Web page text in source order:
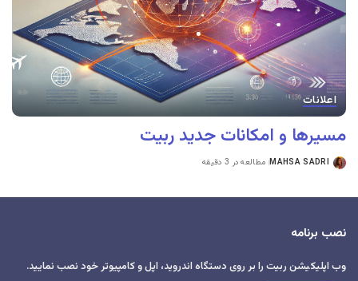
اعلانات
مسیرها و امکانات جدید ربیت
MAHSA SADRI مطالعه در 3 دقیقه
نصب برنامه
وب اپلیکیشن ربیت را بر روی دستگاه اندروید، اپل و کامپیوتر خود نصب نمایید.